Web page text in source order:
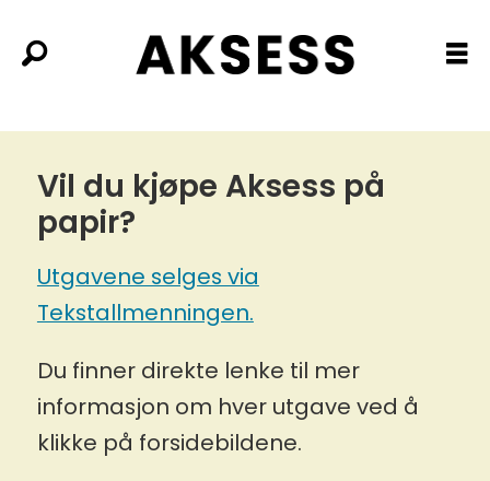
Papirutgaver
Vil du kjøpe Aksess på
papir?
Utgavene selges via
Tekstallmenningen.
Du finner direkte lenke til mer
informasjon om hver utgave ved å
klikke på forsidebildene.